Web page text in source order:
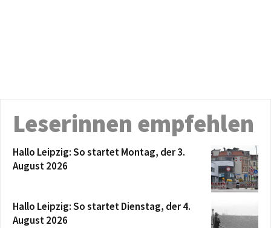
Leserinnen empfehlen
Hallo Leipzig: So startet Montag, der 3.
August 2026
Hallo Leipzig: So startet Dienstag, der 4.
August 2026